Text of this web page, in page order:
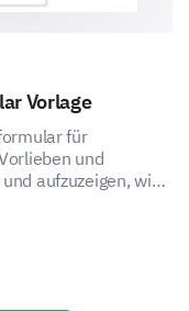
Vorlage
für
und
aufzuzeigen, wie